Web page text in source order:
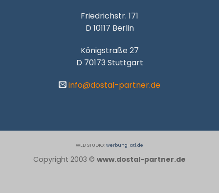
Friedrichstr. 171
D 10117 Berlin
Königstraße 27
D 70173 Stuttgart
info@dostal-partner.de
WEB STUDIO: werbung-atl.de
Copyright 2003 © www.dostal-partner.de